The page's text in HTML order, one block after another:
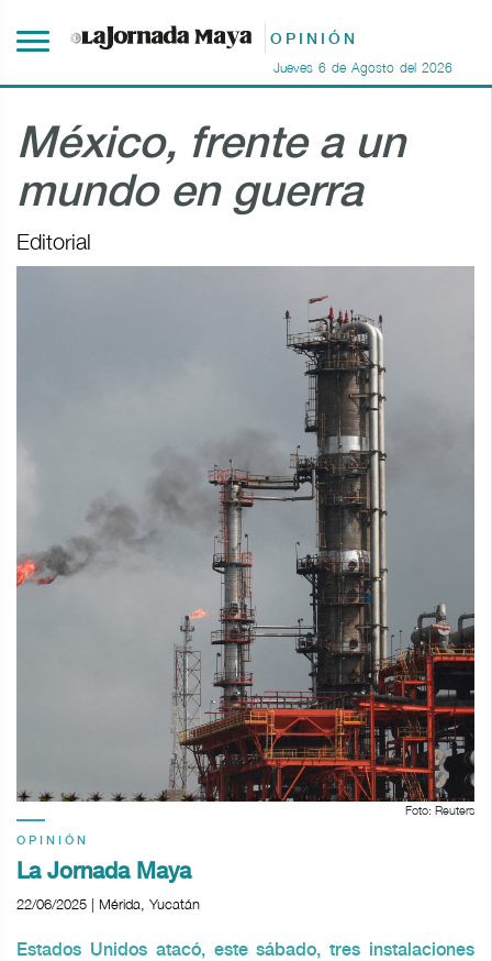
OPINIÓN
Jueves 6 de Agosto del 2026
México, frente a un
mundo en guerra
Editorial
Foto: Reuters
OPINIÓN
La Jornada Maya
22/06/2025 | Mérida, Yucatán
Estados Unidos atacó, este sábado, tres instalaciones